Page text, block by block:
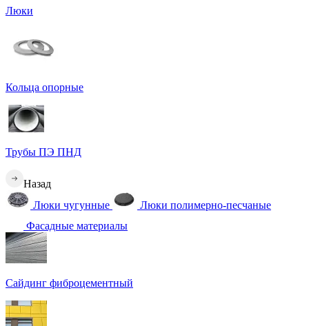
Люки
Кольца опорные
Трубы ПЭ ПНД
Назад
Люки чугунные
Люки полимерно-песчаные
Фасадные материалы
Сайдинг фиброцементный